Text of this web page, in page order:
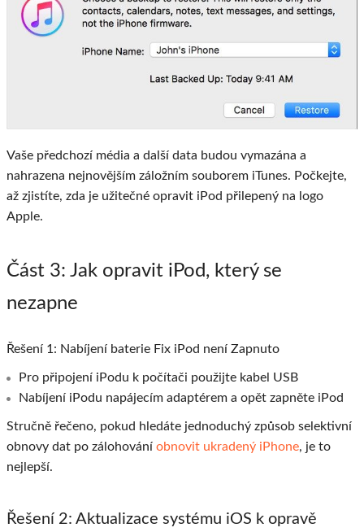
Vaše předchozí média a další data budou vymazána a
nahrazena nejnovějším záložním souborem iTunes. Počkejte,
až zjistíte, zda je užitečné opravit iPod přilepený na logo
Apple.
Část 3: Jak opravit iPod, který se
nezapne
Řešení 1: Nabíjení baterie Fix iPod není Zapnuto
Pro připojení iPodu k počítači použijte kabel USB
Nabíjení iPodu napájecím adaptérem a opět zapněte iPod
Stručně řečeno, pokud hledáte jednoduchý způsob selektivní
obnovy dat po zálohování obnovit ukradený iPhone, je to
nejlepší.
Řešení 2: Aktualizace systému iOS k opravě